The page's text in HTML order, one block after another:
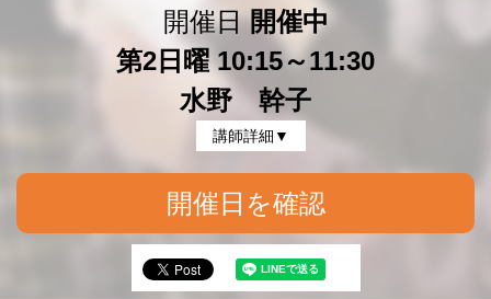
開催日開催中
第2日曜 10:15～11:30
水野 幹子
講師詳細▼
開催日を確認